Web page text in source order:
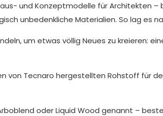
und Konzeptmodelle für Architekten –
unbedenkliche Materialien. So lag es
um etwas völlig Neues zu kreieren:
Tecnaro hergestellten Rohstoff für
oder Liquid Wood genannt –